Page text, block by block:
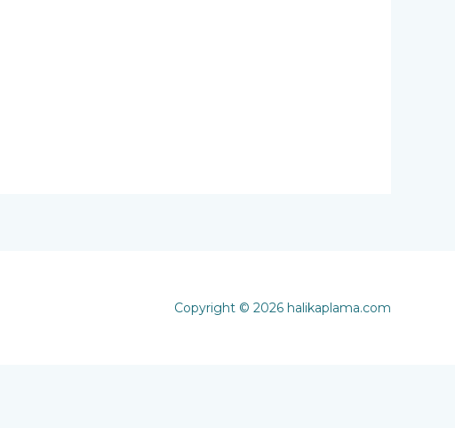
Copyright © 2026 halikaplama.com